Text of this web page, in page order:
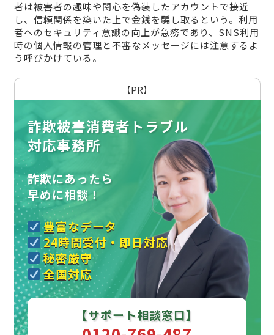
者は被害者の趣味や関心を偽装したアカウントで接近
し、信頼関係を築いた上で金銭を騙し取るという。利用
者へのセキュリティ意識の向上が急務であり、SNS利用
時の個人情報の管理と不審なメッセージには注意するよ
う呼びかけている。
【PR】
詐欺被害消費者トラブル
対応事務所
詐欺にあったら
早めに相談！
豊富なデータ
24時間受付・即日対応
秘密厳守
全国対応
【サポート相談窓口】